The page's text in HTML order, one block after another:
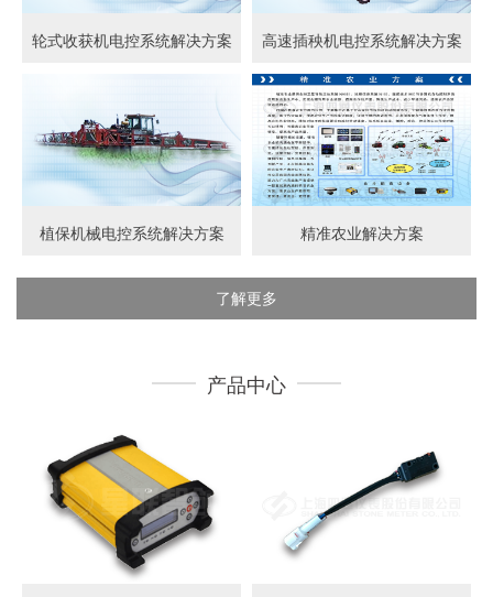
轮式收获机电控系统解决方案 高速插秧机电控系统解决方案
植保机械电控系统解决方案 精准农业解决方案
了解更多
产品中心